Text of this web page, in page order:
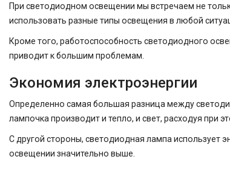
При светодиодном освещении мы встречаем не
использовать разные типы освещения в любой
Кроме того, работоспособность светодиодного
приводит к большим проблемам.
Экономия электроэнергии
Определенно самая большая разница между
лампочка производит и тепло, и свет, расходуя при
С другой стороны, светодиодная лампа использует
освещении значительно выше.